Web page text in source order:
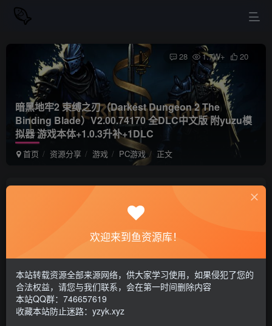
暗黑地牢2 束缚之刃（Darkest Dungeon 2 The
Binding Blade）V2.00.74170 全DLC中文版 附yuzu模
拟器 游戏本体+1.0.3升补+1DLC
首页 资源分享 游戏 PC游戏 正文
28 1.7W+ 20
私信
欢迎来到鱼资源库！
本站转载资源全部来源网络，供大家学习使用，如果侵犯了您的
合法权益，请您与我们联系，会在第一时间删除内容
本站QQ群：746657619
收藏本站防止迷路：yzyk.xyz